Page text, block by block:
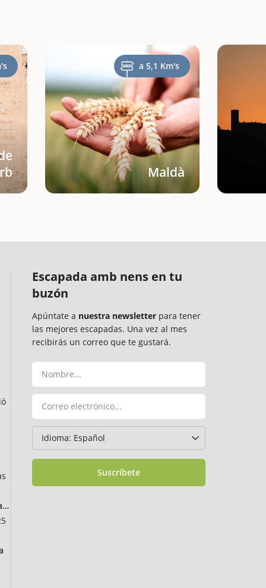
a 5,1 Km's
Maldà
Escapada amb nens en tu
buzón
Apúntate a nuestra newsletter para tener
las mejores escapadas. Una vez al mes
recibirás un correo que te gustará.
Suscríbete